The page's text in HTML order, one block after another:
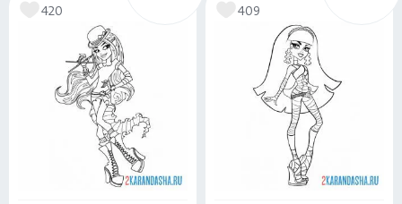
420 409